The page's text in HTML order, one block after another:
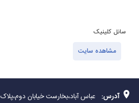
سانل کلینیک
مشاهده سایت
آدرس: عباس آباد،بخارست خیابان دوم،پلاک ۸ واحد ۱۰